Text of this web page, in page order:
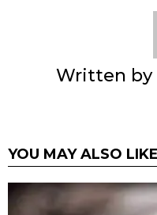
Written by
YOU MAY ALSO LIKE